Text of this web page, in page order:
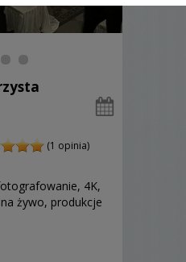
(1 opinia)
4K,
żywo, produkcje